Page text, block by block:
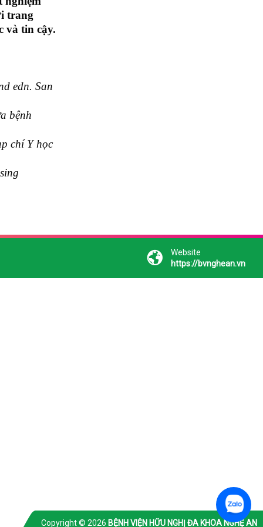
trang
và tin cậy.
edn. San
bệnh
chí Y học
Website
https://bvnghean.vn
Copyright © 2026 BỆNH VIỆN HỮU NGHỊ ĐA KHOA NGHỆ AN